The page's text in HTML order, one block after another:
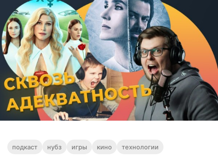
подкаст нубз игры кино технологии